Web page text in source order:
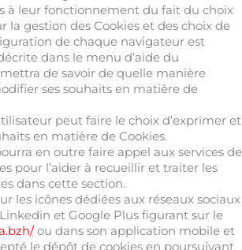
à leur fonctionnement du fait du choix
la gestion des Cookies et des choix de
de chaque navigateur est
dans le menu d’aide du
de savoir de quelle manière
ses souhaits en matière de
peut faire le choix d’exprimer et
en matière de Cookies.
en outre faire appel aux services de
pour l’aider à recueillir et traiter les
dans cette section.
les icônes dédiées aux réseaux sociaux
et Google Plus figurant sur le
ou dans son application mobile et
le dépôt de cookies en poursuivant